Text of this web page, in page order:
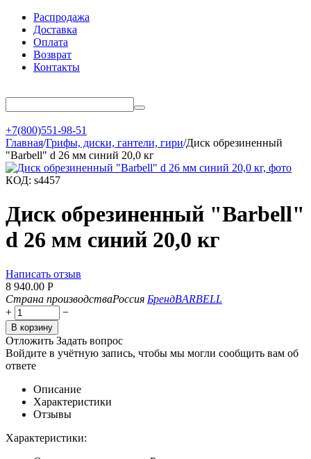
Распродажа
Доставка
Оплата
Возврат
Контакты
+7(800)551-98-51
Главная/Грифы, диски, гантели, гири/Диск обрезиненный
"Barbell" d 26 мм синий 20,0 кг
КОД: s4457
Диск обрезиненный "Barbell"
d 26 мм синий 20,0 кг
Написать отзыв
8 940.00 Р
Страна производстваРоссия БрендBARBELL
+
−
В корзину
Отложить Задать вопрос
Войдите в учётную запись, чтобы мы могли сообщить вам об
ответе
Описание
Характеристики
Отзывы
Характеристики: